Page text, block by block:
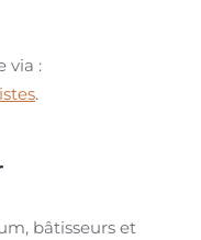
via :
.
bâtisseurs et